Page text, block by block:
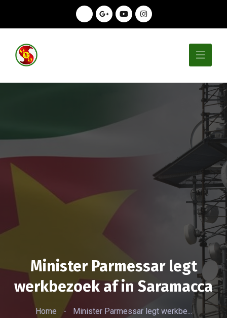
Minister Parmessar legt
werkbezoek af in Saramacca
Home - Minister Parmessar legt werkbe...